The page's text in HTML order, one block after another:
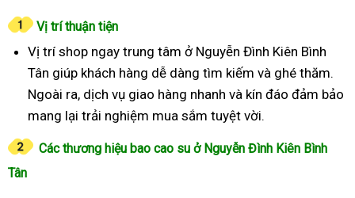
Vị trí thuận tiện
Vị trí shop ngay trung tâm ở Nguyễn Đình Kiên Bình
Tân giúp khách hàng dễ dàng tìm kiếm và ghé thăm.
Ngoài ra, dịch vụ giao hàng nhanh và kín đáo đảm bảo
mang lại trải nghiệm mua sắm tuyệt vời.
Các thương hiệu bao cao su ở Nguyễn Đình Kiên Bình
Tân